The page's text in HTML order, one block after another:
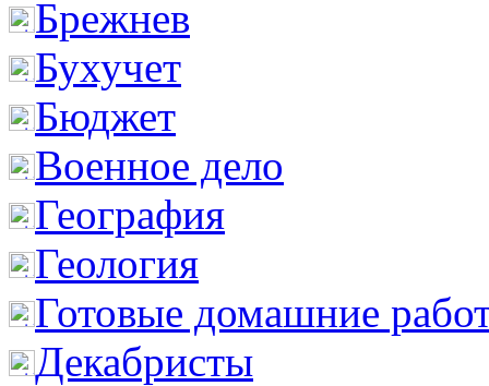
Брежнев
Бухучет
Бюджет
Военное дело
География
Геология
Готовые домашние
Декабристы